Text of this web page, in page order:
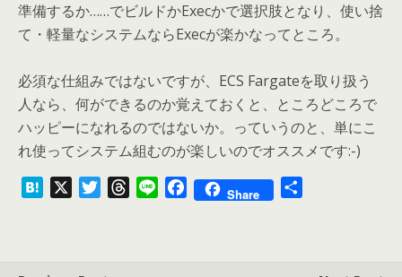
準備するか……でビルドかExecかで選択肢となり、使い捨
て・軽量なシステムならExecが楽かなってところ。
必須な仕組みではないですが、ECS Fargateを取り扱う
人なら、何ができるのか覚えておくと、ところどころで
ハッピーになれるのではないか。っていうのと、単にこ
れ使ってシステム組むのが楽しいのでオススメです:-)
Share